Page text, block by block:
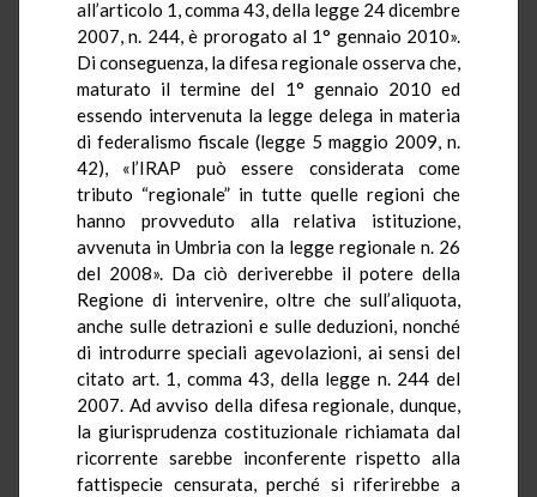
all’articolo 1, comma 43, della legge 24 dicembre
2007, n. 244, è prorogato al 1° gennaio 2010».
Di conseguenza, la difesa regionale osserva che,
maturato il termine del 1° gennaio 2010 ed
essendo intervenuta la legge delega in materia
di federalismo fiscale (legge 5 maggio 2009, n.
42), «l’IRAP può essere considerata come
tributo “regionale” in tutte quelle regioni che
hanno provveduto alla relativa istituzione,
avvenuta in Umbria con la legge regionale n. 26
del 2008». Da ciò deriverebbe il potere della
Regione di intervenire, oltre che sull’aliquota,
anche sulle detrazioni e sulle deduzioni, nonché
di introdurre speciali agevolazioni, ai sensi del
citato art. 1, comma 43, della legge n. 244 del
2007. Ad avviso della difesa regionale, dunque,
la giurisprudenza costituzionale richiamata dal
ricorrente sarebbe inconferente rispetto alla
fattispecie censurata, perché si riferirebbe a